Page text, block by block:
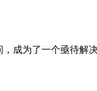
成为了一个亟待解